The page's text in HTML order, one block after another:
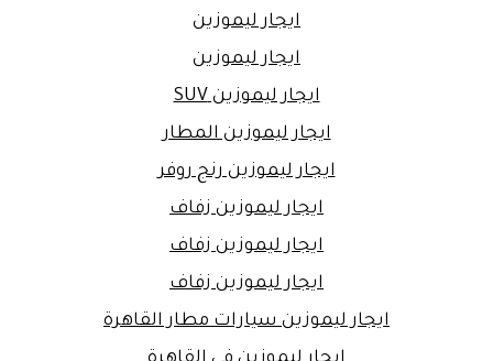
ايجار ليموزين
ايجار ليموزين
ايجار ليموزين SUV
ايجار ليموزين المطار
ايجار ليموزين رنج روفر
ايجار ليموزين زفاف
ايجار ليموزين زفاف
ايجار ليموزين زفاف
ايجار ليموزين سيارات مطار القاهرة